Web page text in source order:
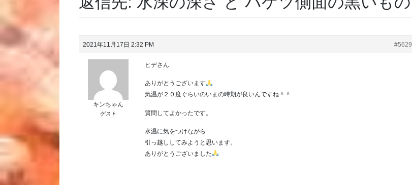
2021年11月17日 2:32 PM #5629
キンちゃん
ゲスト
ヒデさん
ありがとうございます
気温が２０度ぐらいのいまの時期が良いんですね＾＾
質問してよかったです。
水温に気をつけながら
引っ越ししてみようと思います。
ありがとうございました